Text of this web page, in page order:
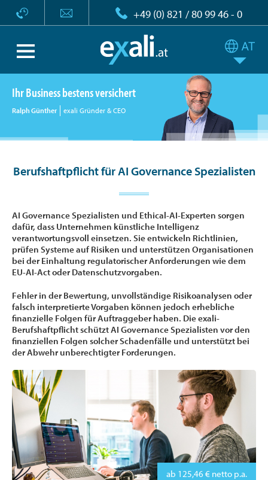
+49 (0) 821 / 80 99 46 - 0
Ihr Business bestens versichert
Ralph Günther exali Gründer & CEO
Berufshaftpflicht für AI Governance Spezialisten
AI Governance Spezialisten und Ethical-AI-Experten sorgen
dafür, dass Unternehmen künstliche Intelligenz
verantwortungsvoll einsetzen. Sie entwickeln Richtlinien,
prüfen Systeme auf Risiken und unterstützen Organisationen
bei der Einhaltung regulatorischer Anforderungen wie dem
EU-AI-Act oder Datenschutzvorgaben.
Fehler in der Bewertung, unvollständige Risikoanalysen oder
falsch interpretierte Vorgaben können jedoch erhebliche
finanzielle Folgen für Auftraggeber haben. Die exali-
Berufshaftpflicht schützt AI Governance Spezialisten vor den
finanziellen Folgen solcher Schadenfälle und unterstützt bei
der Abwehr unberechtigter Forderungen.
ab 125,46 € netto p.a.